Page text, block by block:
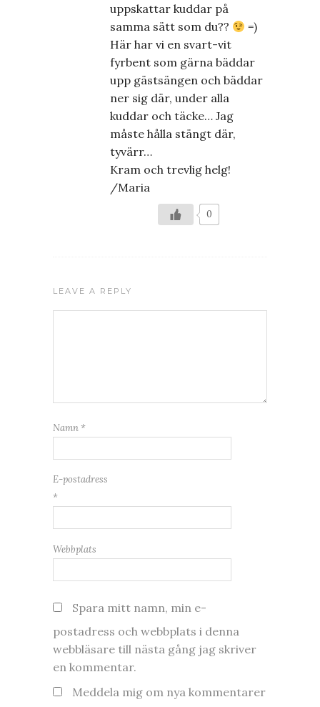
uppskattar kuddar på
samma sätt som du??
=)
Här har vi en svart-vit
fyrbent som gärna bäddar
upp gästsängen och bäddar
ner sig där, under alla
kuddar och täcke… Jag
måste hålla stängt där,
tyvärr…
Kram och trevlig helg!
/Maria
0
LEAVE A REPLY
Namn *
E-postadress
*
Webbplats
Spara mitt namn, min e-
postadress och webbplats i denna
webbläsare till nästa gång jag skriver
en kommentar.
Meddela mig om nya kommentarer